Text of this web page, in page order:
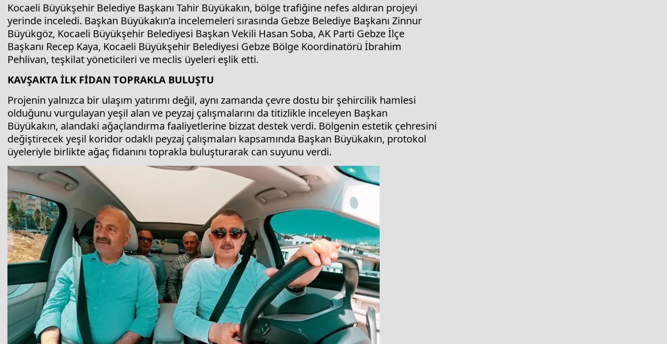
Kocaeli Büyükşehir Belediye Başkanı Tahir Büyükakın, bölge trafiğine nefes aldıran projeyi
yerinde inceledi. Başkan Büyükakın’a incelemeleri sırasında Gebze Belediye Başkanı Zinnur
Büyükgöz, Kocaeli Büyükşehir Belediyesi Başkan Vekili Hasan Soba, AK Parti Gebze İlçe
Başkanı Recep Kaya, Kocaeli Büyükşehir Belediyesi Gebze Bölge Koordinatörü İbrahim
Pehlivan, teşkilat yöneticileri ve meclis üyeleri eşlik etti.
KAVŞAKTA İLK FİDAN TOPRAKLA BULUŞTU
Projenin yalnızca bir ulaşım yatırımı değil, aynı zamanda çevre dostu bir şehircilik hamlesi
olduğunu vurgulayan yeşil alan ve peyzaj çalışmalarını da titizlikle inceleyen Başkan
Büyükakın, alandaki ağaçlandırma faaliyetlerine bizzat destek verdi. Bölgenin estetik çehresini
değiştirecek yeşil koridor odaklı peyzaj çalışmaları kapsamında Başkan Büyükakın, protokol
üyeleriyle birlikte ağaç fidanını toprakla buluşturarak can suyunu verdi.